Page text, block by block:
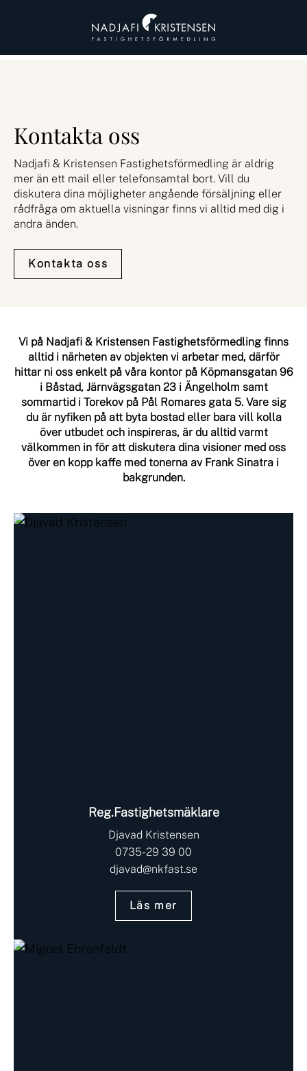
Kontakta oss
Nadjafi & Kristensen Fastighetsförmedling är aldrig
mer än ett mail eller telefonsamtal bort. Vill du
diskutera dina möjligheter angående försäljning eller
rådfråga om aktuella visningar finns vi alltid med dig i
andra änden.
Kontakta oss
Vi på Nadjafi & Kristensen Fastighetsförmedling finns
alltid i närheten av objekten vi arbetar med, därför
hittar ni oss enkelt på våra kontor på Köpmansgatan 96
i Båstad, Järnvägsgatan 23 i Ängelholm samt
sommartid i Torekov på Pål Romares gata 5. Vare sig
du är nyfiken på att byta bostad eller bara vill kolla
över utbudet och inspireras, är du alltid varmt
välkommen in för att diskutera dina visioner med oss
över en kopp kaffe med tonerna av Frank Sinatra i
bakgrunden.
Reg.Fastighetsmäklare
Djavad Kristensen
0735-29 39 00
djavad@nkfast.se
Läs mer